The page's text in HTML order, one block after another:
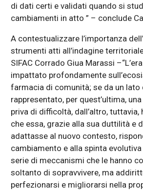
di dati certi e validati quando si
cambiamenti in atto ” – conclude
A contestualizzare l’importanza
strumenti atti all’indagine
SIFAC Corrado Giua Marassi
impattato profondamente
farmacia di comunità; se da un lato
rappresentato, per quest’ultima,
priva di difficoltà, dall’altro,
che essa, grazie alla sua duttilità e
adattasse al nuovo contesto,
cambiamento e alla spinta
serie di meccanismi che le hanno
soltanto di sopravvivere, ma
perfezionarsi e migliorarsi nella